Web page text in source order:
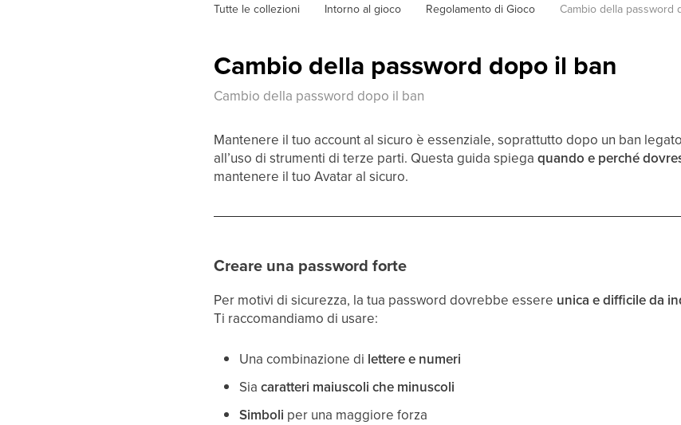
Tutte le collezioni Intorno al gioco Regolamento di Gioco Cambio della password
Cambio della password dopo il ban
Cambio della password dopo il ban
Mantenere il tuo account al sicuro è essenziale, soprattutto dopo un ban
all’uso di strumenti di terze parti. Questa guida spiegaquando e perché
mantenere il tuo Avatar al sicuro.
Creare una password forte
Per motivi di sicurezza, la tua password dovrebbe essere unica e difficile da
Ti raccomandiamo di usare:
Una combinazione di lettere e numeri
Siacaratteri maiuscoli che minuscoli
Simboli per una maggiore forza